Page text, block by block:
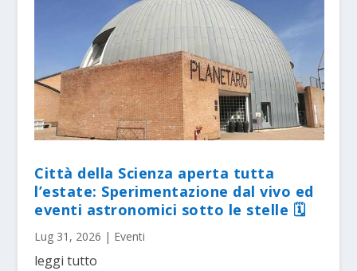
Città della Scienza aperta tutta
l’estate: Sperimentazione dal vivo ed
eventi astronomici sotto le stelle 🗓
Lug 31, 2026 | Eventi
leggi tutto